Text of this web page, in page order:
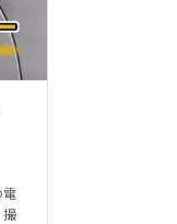
電
撮